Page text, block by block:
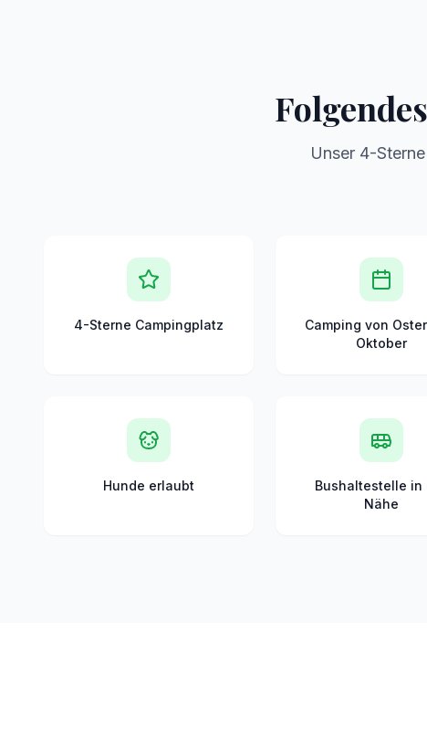
Unser 4-
4-Sterne Campingplatz
Camping von
Oktober
Hunde erlaubt
Bushaltestelle in
Nähe